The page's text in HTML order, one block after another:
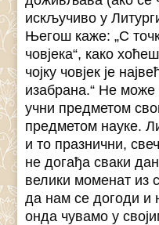
искључиво у
Његош каже: „С
човјека“, како
чојку човјек је
изабрана.“ Не може
учни предметом
предметом науке.
и то празнични,
не догађа сваки
велики моменат из
да нам се догоди и
онда чувамо у